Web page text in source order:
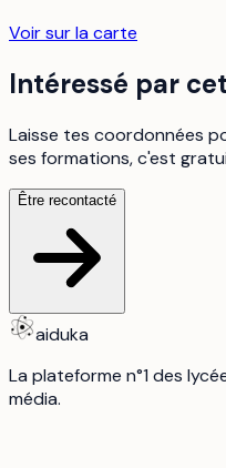
Voir sur la carte
Intéressé par
Laisse tes coordonnées
ses formations, c'est
Être recontacté
aiduka
La plateforme n°1 des
média.